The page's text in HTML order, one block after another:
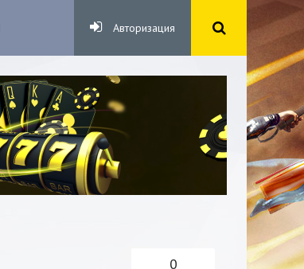
Авторизация
0